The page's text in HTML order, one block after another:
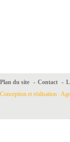
Plan du site - Contact -
Conception et réalisation :